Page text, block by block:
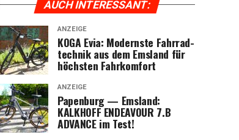
AUCH INTER­ES­SANT:
ANZEIGE
KOGA Evia: Moderns­te Fahr­rad­
tech­nik aus dem Ems­land für
höchs­ten Fahrkomfort
ANZEIGE
Papen­burg — Ems­land:
KALKHOFF ENDEAVOUR 7.B
ADVANCE im Test!